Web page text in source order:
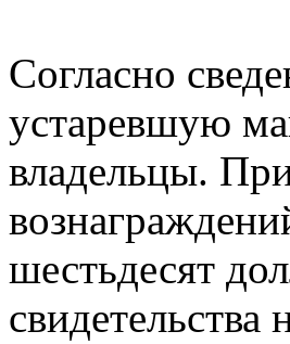
Согласно
устаревшую
владельцы.
шестьдесят